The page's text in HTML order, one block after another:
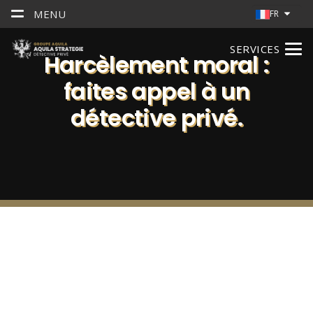
MENU FR
SERVICES
Harcèlement moral :
faites appel à un
détective privé.